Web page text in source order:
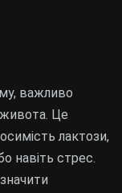
важливо
Це
лактози,
навіть стрес.